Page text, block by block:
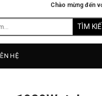
Chào mừng đến
HỆ